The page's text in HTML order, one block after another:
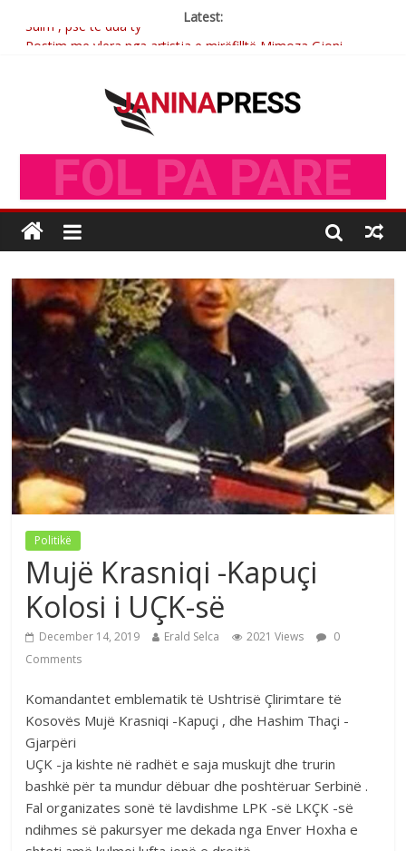
Latest:
Postim me vlera nga artistja e mirëfilltë Mimoza Gjoni
Brahim Çekaj njē veprimtar i respektuar i çeshtjës kombëtare
Politikë
Mujë Krasniqi -Kapuçi
Kolosi i UÇK-së
December 14, 2019 Erald Selca 2021 Views
0
Comments
Komandantet emblematik të Ushtrisë Çlirimtare të
Kosovës Mujë Krasniqi -Kapuçi , dhe Hashim Thaçi -
Gjarpëri
UÇK -ja kishte në radhët e saja muskujt dhe trurin
bashkë për ta mundur dëbuar dhe poshtëruar Serbinë .
Fal organizates sonë të lavdishme LPK -së LKÇK -së
ndihmes së pakursyer me dekada nga Enver Hoxha e